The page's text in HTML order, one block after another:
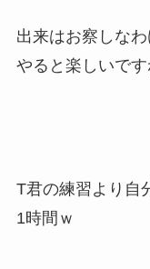
出来はお察しな
やると楽しいです
T君の練習より自
1時間ｗ